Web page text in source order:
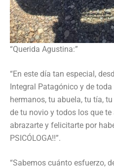
“Querida Agustina:”
“En este día tan especial,
Integral Patagónico y de
hermanos, tu abuela, tu tía,
de tu novio y todos los que
abrazarte y felicitarte por
PSICÓLOGA!!”.
“Sabemos cuánto esfuerzo,